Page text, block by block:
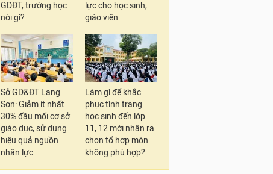
GDĐT, trường học
nói gì?
lực cho học sinh,
giáo viên
Sở GD&ĐT Lạng
Sơn: Giảm ít nhất
30% đầu mối cơ sở
giáo dục, sử dụng
hiệu quả nguồn
nhân lực
Làm gì để khắc
phục tình trạng
học sinh đến lớp
11, 12 mới nhận ra
chọn tổ hợp môn
không phù hợp?